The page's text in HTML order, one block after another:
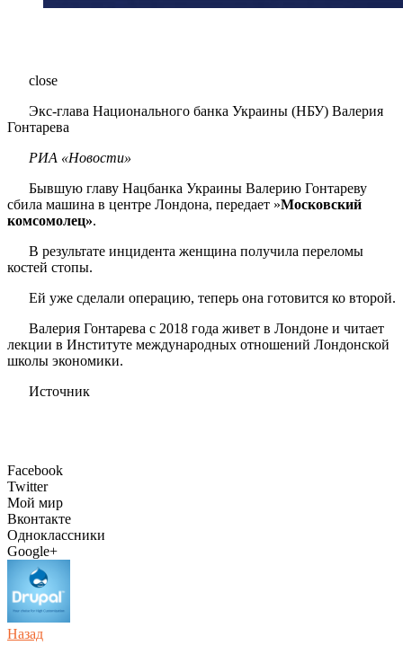
close
Экс-глава Национального банка Украины (НБУ) Валерия
Гонтарева
РИА «Новости»
Бывшую главу Нацбанка Украины Валерию Гонтареву
сбила машина в центре Лондона, передает »Московский
комсомолец».
В результате инцидента женщина получила переломы
костей стопы.
Ей уже сделали операцию, теперь она готовится ко второй.
Валерия Гонтарева с 2018 года живет в Лондоне и читает
лекции в Институте международных отношений Лондонской
школы экономики.
Источник
Facebook
Twitter
Мой мир
Вконтакте
Одноклассники
Google+
Назад